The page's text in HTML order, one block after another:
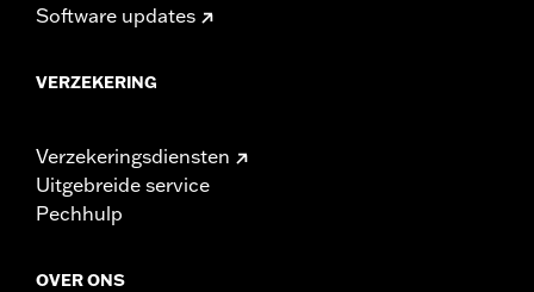
Software updates
VERZEKERING
Verzekeringsdiensten
Uitgebreide service
Pechhulp
OVER ONS